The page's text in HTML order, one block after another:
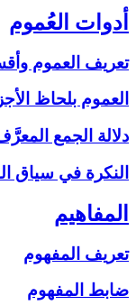
أدوات العُموم
تعريف العموم
العموم بلحاظ
دلالة الجمع
النكرة في سياق
المفاهيم‏
تعريف المفهوم
ضابط المفهوم